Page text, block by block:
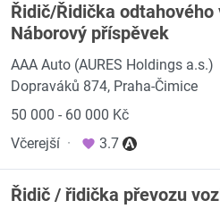
Řidič/Řidička odtahového
Náborový příspěvek
AAA Auto (AURES Holdings a.s.)
Dopraváků 874, Praha-Čimice
50 000 - 60 000 Kč
Včerejší · 3.7
Řidič / řidička převozu